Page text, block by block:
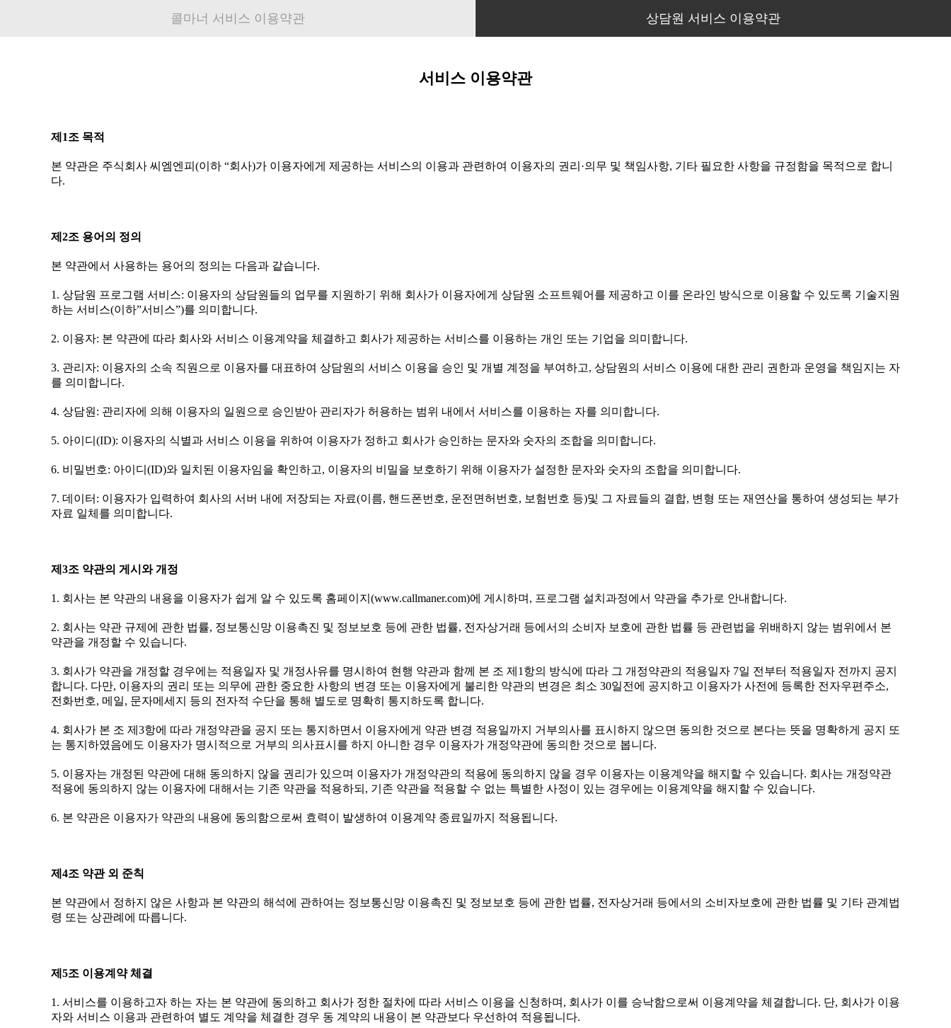
콜마너 서비스 이용약관 상담원 서비스 이용약관
서비스 이용약관
제1조 목적
본 약관은 주식회사 씨엠엔피(이하 “회사)가 이용자에게 제공하는 서비스의 이용과 관련하여 이용자의 권리·의무 및 책임사항, 기타 필요한 사항을 규정함을 목적으로 합니
다.
제2조 용어의 정의
본 약관에서 사용하는 용어의 정의는 다음과 같습니다.
1. 상담원 프로그램 서비스: 이용자의 상담원들의 업무를 지원하기 위해 회사가 이용자에게 상담원 소프트웨어를 제공하고 이를 온라인 방식으로 이용할 수 있도록 기술지원
하는 서비스(이하”서비스”)를 의미합니다.
2. 이용자: 본 약관에 따라 회사와 서비스 이용계약을 체결하고 회사가 제공하는 서비스를 이용하는 개인 또는 기업을 의미합니다.
3. 관리자: 이용자의 소속 직원으로 이용자를 대표하여 상담원의 서비스 이용을 승인 및 개별 계정을 부여하고, 상담원의 서비스 이용에 대한 관리 권한과 운영을 책임지는 자
를 의미합니다.
4. 상담원: 관리자에 의해 이용자의 일원으로 승인받아 관리자가 허용하는 범위 내에서 서비스를 이용하는 자를 의미합니다.
5. 아이디(ID): 이용자의 식별과 서비스 이용을 위하여 이용자가 정하고 회사가 승인하는 문자와 숫자의 조합을 의미합니다.
6. 비밀번호: 아이디(ID)와 일치된 이용자임을 확인하고, 이용자의 비밀을 보호하기 위해 이용자가 설정한 문자와 숫자의 조합을 의미합니다.
7. 데이터: 이용자가 입력하여 회사의 서버 내에 저장되는 자료(이름, 핸드폰번호, 운전면허번호, 보험번호 등)및 그 자료들의 결합, 변형 또는 재연산을 통하여 생성되는 부가
자료 일체를 의미합니다.
제3조 약관의 게시와 개정
1. 회사는 본 약관의 내용을 이용자가 쉽게 알 수 있도록 홈페이지(www.callmaner.com)에 게시하며, 프로그램 설치과정에서 약관을 추가로 안내합니다.
2. 회사는 약관 규제에 관한 법률, 정보통신망 이용촉진 및 정보보호 등에 관한 법률, 전자상거래 등에서의 소비자 보호에 관한 법률 등 관련법을 위배하지 않는 범위에서 본
약관을 개정할 수 있습니다.
3. 회사가 약관을 개정할 경우에는 적용일자 및 개정사유를 명시하여 현행 약관과 함께 본 조 제1항의 방식에 따라 그 개정약관의 적용일자 7일 전부터 적용일자 전까지 공지
합니다. 다만, 이용자의 권리 또는 의무에 관한 중요한 사항의 변경 또는 이용자에게 불리한 약관의 변경은 최소 30일전에 공지하고 이용자가 사전에 등록한 전자우편주소,
전화번호, 메일, 문자메세지 등의 전자적 수단을 통해 별도로 명확히 통지하도록 합니다.
4. 회사가 본 조 제3항에 따라 개정약관을 공지 또는 통지하면서 이용자에게 약관 변경 적용일까지 거부의사를 표시하지 않으면 동의한 것으로 본다는 뜻을 명확하게 공지 또
는 통지하였음에도 이용자가 명시적으로 거부의 의사표시를 하지 아니한 경우 이용자가 개정약관에 동의한 것으로 봅니다.
5. 이용자는 개정된 약관에 대해 동의하지 않을 권리가 있으며 이용자가 개정약관의 적용에 동의하지 않을 경우 이용자는 이용계약을 해지할 수 있습니다. 회사는 개정약관
적용에 동의하지 않는 이용자에 대해서는 기존 약관을 적용하되, 기존 약관을 적용할 수 없는 특별한 사정이 있는 경우에는 이용계약을 해지할 수 있습니다.
6. 본 약관은 이용자가 약관의 내용에 동의함으로써 효력이 발생하여 이용계약 종료일까지 적용됩니다.
제4조 약관 외 준칙
본 약관에서 정하지 않은 사항과 본 약관의 해석에 관하여는 정보통신망 이용촉진 및 정보보호 등에 관한 법률, 전자상거래 등에서의 소비자보호에 관한 법률 및 기타 관계법
령 또는 상관례에 따릅니다.
제5조 이용계약 체결
1. 서비스를 이용하고자 하는 자는 본 약관에 동의하고 회사가 정한 절차에 따라 서비스 이용을 신청하며, 회사가 이를 승낙함으로써 이용계약을 체결합니다. 단, 회사가 이용
자와 서비스 이용과 관련하여 별도 계약을 체결한 경우 동 계약의 내용이 본 약관보다 우선하여 적용됩니다.